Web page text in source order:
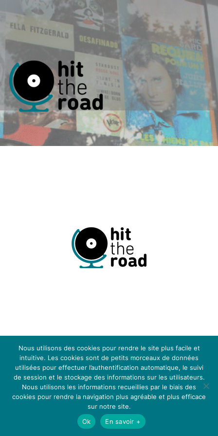
LEGAL NOTICE CGV BLOG MÉDIAS
Hit the Road - Events © 2024 Choisissez votre langue
Nous utilisons des cookies pour rendre le site plus facile et
intuitive. Les cookies sont de petits morceaux de données
utilisées pour effectuer l’authentification automatique, le suivi
de session et le stockage des informations sur les utilisateurs.
Nous utilisons les informations recueillies par le biais des
cookies pour rendre la navigation plus agréable et plus efficace
sur notre site.
Ok
En savoir +